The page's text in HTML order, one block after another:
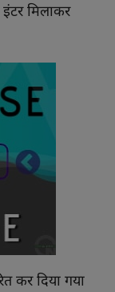
मिलाकर
कर दिया गया